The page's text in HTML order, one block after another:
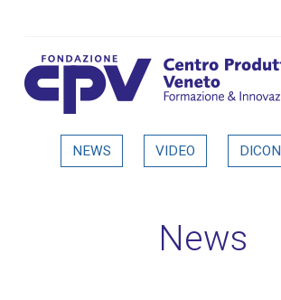
Emergenza
NEWS VIDEO
News